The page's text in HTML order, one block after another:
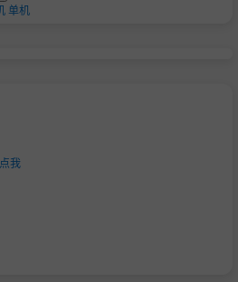
单机
我